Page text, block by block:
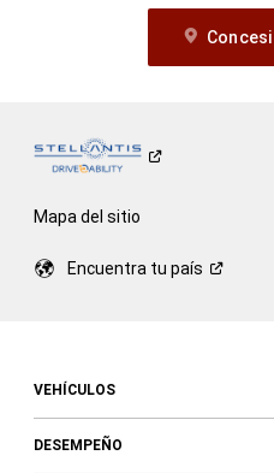
Mapa del sitio
Encuentra tu país
VEHÍCULOS
DESEMPEÑO